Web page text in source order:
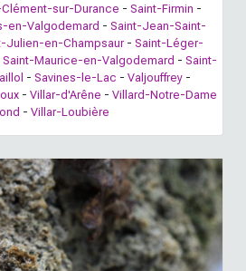
sur-Durance - Saint-Firmin -
en-Valgodemard - Saint-Jean-Saint-
Julien-en-Champsaur - Saint-Léger-
Saint-Maurice-en-Valgodemard - Saint-
- Savines-le-Lac - Valjouffrey -
- Villar-d'Arêne - Villard-Notre-Dame
- Villar-Loubière